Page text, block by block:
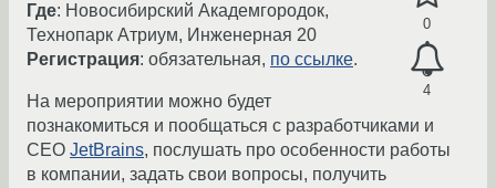
0
4
Где: Новосибирский Академгородок,
Технопарк Атриум, Инженерная 20
Регистрация: обязательная, по ссылке.
На мероприятии можно будет
познакомиться и пообщаться с разработчиками и
CEO JetBrains, послушать про особенности работы
в компании, задать свои вопросы, получить